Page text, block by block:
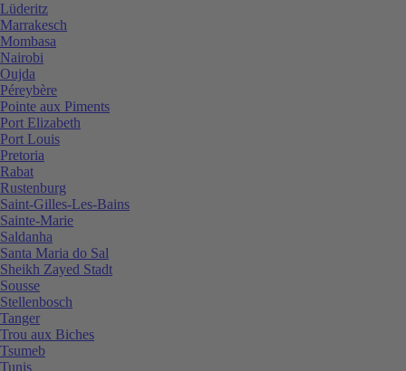
Lüderitz
Marrakesch
Mombasa
Nairobi
Oujda
Péreybère
Pointe aux Piments
Port Elizabeth
Port Louis
Pretoria
Rabat
Rustenburg
Saint-Gilles-Les-Bains
Sainte-Marie
Saldanha
Santa Maria do Sal
Sheikh Zayed Stadt
Sousse
Stellenbosch
Tanger
Trou aux Biches
Tsumeb
Tunis